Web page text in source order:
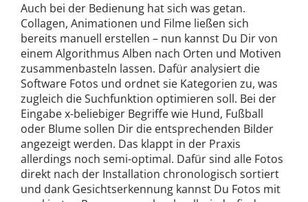
Auch bei der Bedienung hat sich was getan.
Collagen, Animationen und Filme ließen sich
bereits manuell erstellen – nun kannst Du Dir von
einem Algorithmus Alben nach Orten und Motiven
zusammenbasteln lassen. Dafür analysiert die
Software Fotos und ordnet sie Kategorien zu, was
zugleich die Suchfunktion optimieren soll. Bei der
Eingabe x-beliebiger Begriffe wie Hund, Fußball
oder Blume sollen Dir die entsprechenden Bilder
angezeigt werden. Das klappt in der Praxis
allerdings noch semi-optimal. Dafür sind alle Fotos
direkt nach der Installation chronologisch sortiert
und dank Gesichtserkennung kannst Du Fotos mit